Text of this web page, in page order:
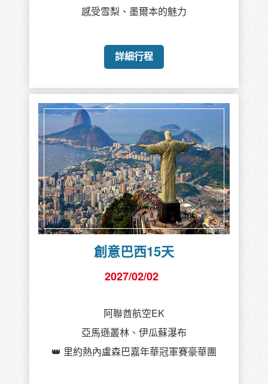
感受雪梨、墨爾本的魅力
詳細行程
創意巴西15天
2027/02/02
阿聯酋航空EK
亞馬遜叢林、伊瓜蘇瀑布
👑 里約熱內盧森巴嘉年華冠軍賽豪華團